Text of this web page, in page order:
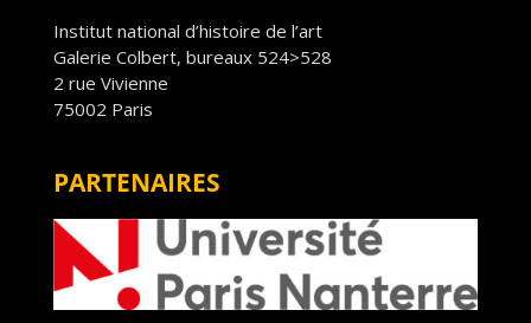
Institut national d’histoire de l’art
Galerie Colbert, bureaux 524>528
2 rue Vivienne
75002 Paris
PARTENAIRES